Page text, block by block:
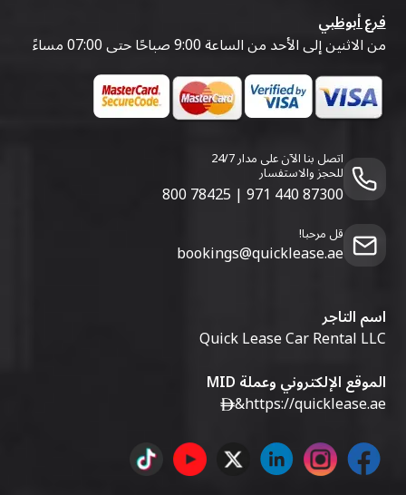
فرع أبوظبي
من الاثنين إلى الأحد من الساعة 9:00 صباحًا حتى 07:00 مساءً
اتصل بنا الآن على مدار 24/7
للحجز والاستفسار
800 78425 | 971 440 87300
قل مرحبا!
bookings@quicklease.ae
اسم التاجر
Quick Lease Car Rental LLC
الموقع الإلكتروني وعملة MID
https://quicklease.ae
&